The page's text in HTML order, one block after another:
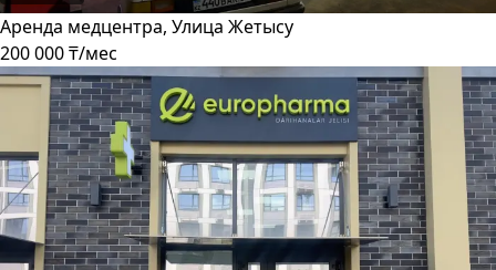
Аренда медцентра, Улица Жетысу
200 000 ₸/мес